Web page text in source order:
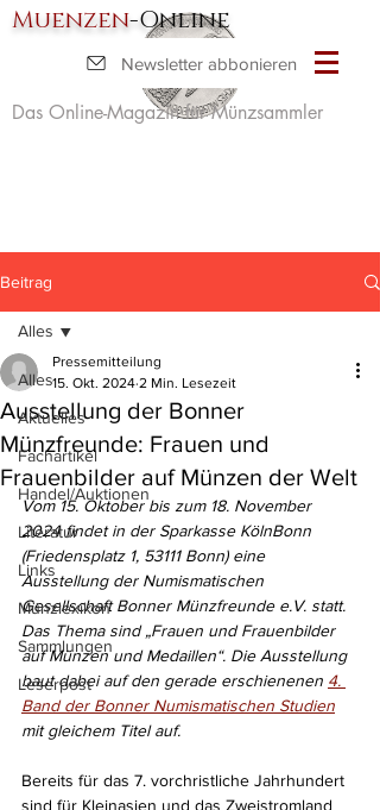
Muenzen-Online
Das Online-Magazin für Münzsammler
Newsletter abbonieren
Beitrag
Alles
Aktuelles
Fachartikel
Handel/Auktionen
Literatur
Links
Münzlexikon
Sammlungen
Leserpost
Alles
Ausstellung der Bonner
Münzfreunde: Frauen und
Frauenbilder auf Münzen der Welt
Pressemitteilung
15. Okt. 2024 2 Min. Lesezeit
Vom 15. Oktober bis zum 18. November
2024 findet in der Sparkasse KölnBonn
(Friedensplatz 1, 53111 Bonn) eine
Ausstellung der Numismatischen
Gesellschaft Bonner Münzfreunde e.V. statt.
Das Thema sind „Frauen und Frauenbilder
auf Münzen und Medaillen“. Die Ausstellung
baut dabei auf den gerade erschienenen 4.
Band der Bonner Numismatischen Studien
mit gleichem Titel auf.
Bereits für das 7. vorchristliche Jahrhundert
sind für Kleinasien und das Zweistromland